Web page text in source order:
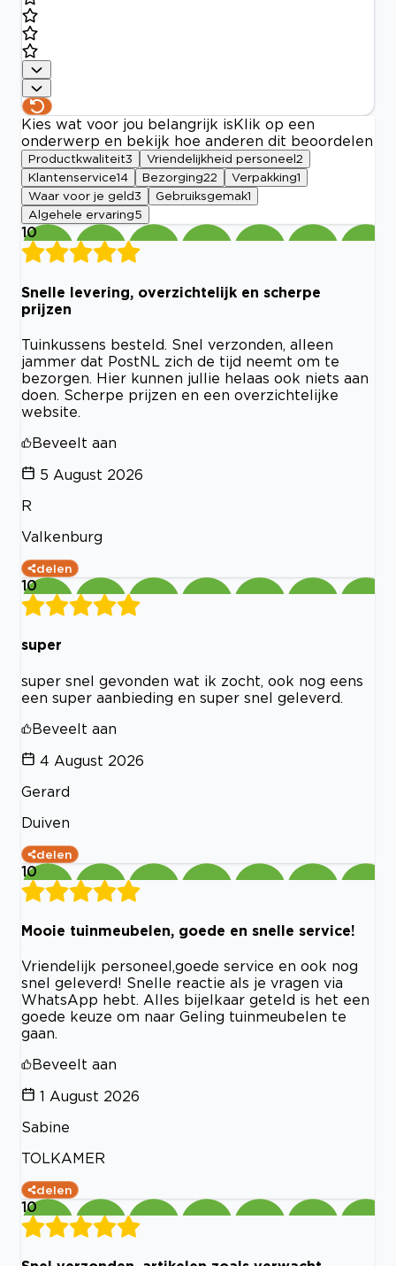
Kies wat voor jou belangrijk is Klik op een
onderwerp en bekijk hoe anderen dit beoordelen
Productkwaliteit3 Vriendelijkheid personeel 2
Klantenservice14 Bezorging22 Verpakking1
Waar voor je geld3 Gebruiksgemak1
Algehele ervaring5
10
Snelle levering, overzichtelijk en scherpe
prijzen
Tuinkussens besteld. Snel verzonden, alleen
jammer dat PostNL zich de tijd neemt om te
bezorgen. Hier kunnen jullie helaas ook niets aan
doen. Scherpe prijzen en een overzichtelijke
website.
Beveelt aan
5 August 2026
R
Valkenburg
delen
10
super
super snel gevonden wat ik zocht, ook nog eens
een super aanbieding en super snel geleverd.
Beveelt aan
4 August 2026
Gerard
Duiven
delen
10
Mooie tuinmeubelen, goede en snelle service!
Vriendelijk personeel,goede service en ook nog
snel geleverd! Snelle reactie als je vragen via
WhatsApp hebt. Alles bijelkaar geteld is het een
goede keuze om naar Geling tuinmeubelen te
gaan.
Beveelt aan
1 August 2026
Sabine
TOLKAMER
delen
10